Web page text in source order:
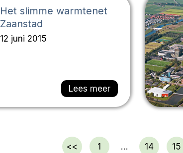
Het slimme warmtenet
Zaanstad
12 juni 2015
Lees meer
<< 1 … 14 15